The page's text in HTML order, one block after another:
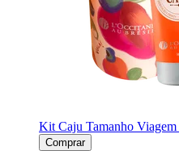
Kit Caju Tamanho Viagem
Comprar